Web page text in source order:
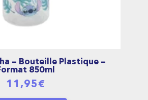
– Bouteille Plastique –
850ml
11,95€